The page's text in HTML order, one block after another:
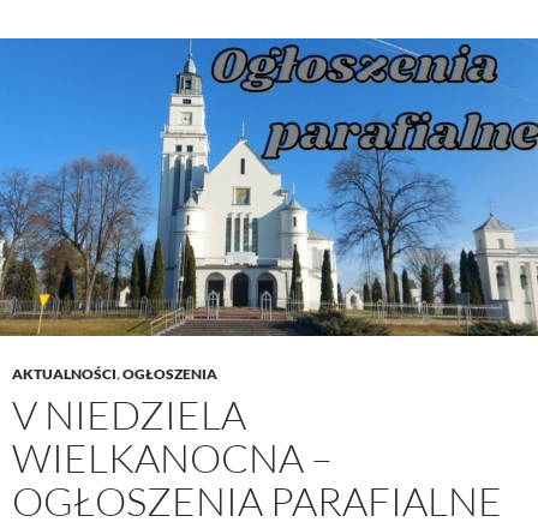
Ogłoszenia
parafialne
maj
2026
AKTUALNOŚCI,OGŁOSZENIA
V NIEDZIELA
WIELKANOCNA –
OGŁOSZENIA PARAFIALNE